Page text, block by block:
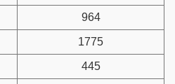
964
1775
445